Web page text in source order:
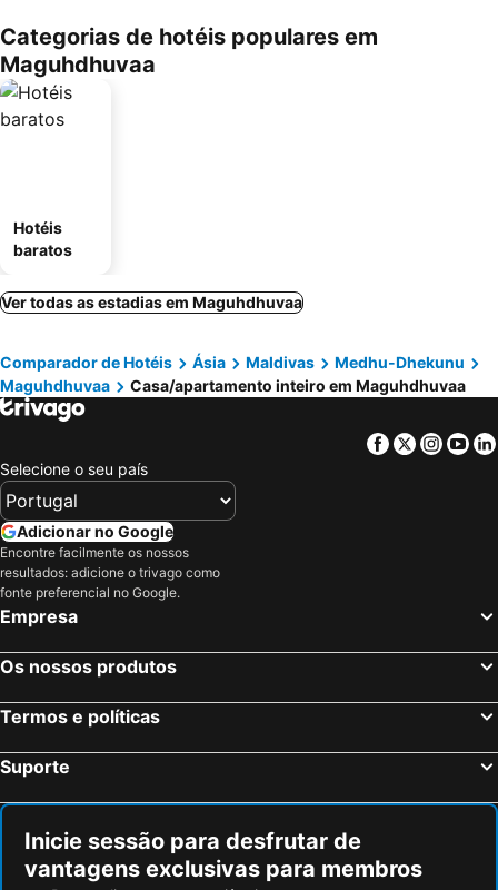
Categorias de hotéis populares em
Maguhdhuvaa
Hotéis
baratos
Ver todas as estadias em Maguhdhuvaa
Comparador de Hotéis Ásia Maldivas
Medhu-Dhekunu
Maguhdhuvaa
Casa/apartamento inteiro em Maguhdhuvaa
Facebook
Twitter
Selecione o seu país
Adicionar no Google
Encontre facilmente os nossos
resultados: adicione o trivago como
fonte preferencial no Google.
Empresa
Os nossos produtos
Termos e políticas
Suporte
Inicie sessão para desfrutar de
vantagens exclusivas para membros